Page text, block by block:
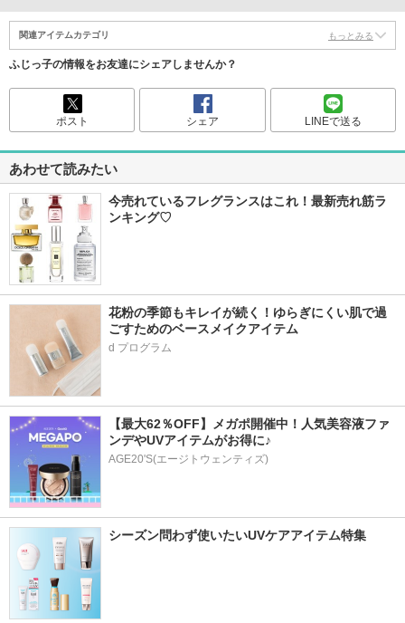
関連アイテムカテゴリ もっとみる
ふじっ子の情報をお友達にシェアしませんか？
ポスト シェア LINEで送る
あわせて読みたい
今売れているフレグランスはこれ！最新売れ筋ラ
ンキング♡
花粉の季節もキレイが続く！ゆらぎにくい肌で過
ごすためのベースメイクアイテム
d プログラム
【最大62％OFF】メガポ開催中！人気美容液ファ
ンデやUVアイテムがお得に♪
AGE20'S(エージトウェンティズ)
シーズン問わず使いたいUVケアアイテム特集